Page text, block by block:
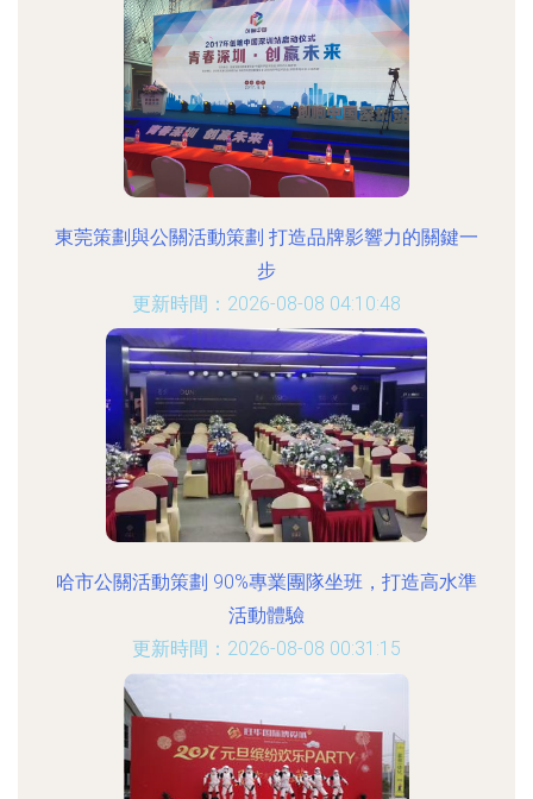
東莞策劃與公關活動策劃 打造品牌影響力的關鍵一
步
更新時間：2026-08-08 04:10:48
哈市公關活動策劃 90%專業團隊坐班，打造高水準
活動體驗
更新時間：2026-08-08 00:31:15